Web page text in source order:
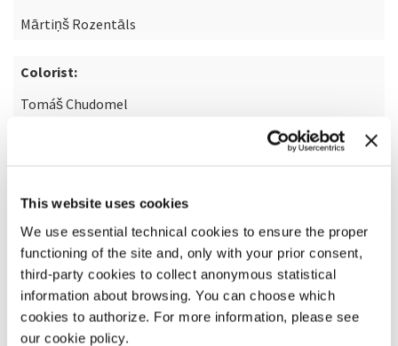
This website uses cookies
We use essential technical cookies to ensure the proper
functioning of the site and, only with your prior consent,
third-party cookies to collect anonymous statistical
information about browsing. You can choose which
cookies to authorize. For more information, please see
our cookie policy.
Mārtiņš Rozentāls
Colorist:
Tomáš Chudomel